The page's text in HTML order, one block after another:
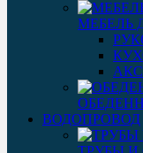
МЕБЕЛЬ
ВОДОПРОВОД